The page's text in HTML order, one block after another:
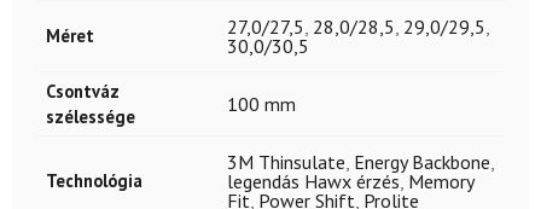
Méret 27,0/27,5, 28,0/28,5, 29,0/29,5,
30,0/30,5
Csontváz
szélessége
100 mm
Technológia
3M Thinsulate, Energy Backbone,
legendás Hawx érzés, Memory
Fit, Power Shift, Prolite